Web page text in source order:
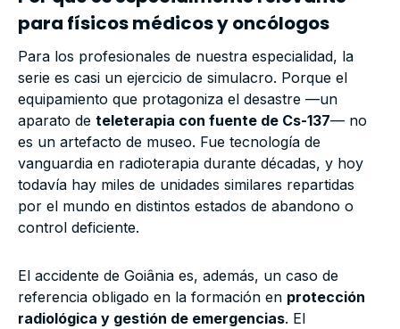
para físicos médicos y oncólogos
Para los profesionales de nuestra especialidad, la
serie es casi un ejercicio de simulacro. Porque el
equipamiento que protagoniza el desastre —un
aparato de teleterapia con fuente de Cs-137— no
es un artefacto de museo. Fue tecnología de
vanguardia en radioterapia durante décadas, y hoy
todavía hay miles de unidades similares repartidas
por el mundo en distintos estados de abandono o
control deficiente.
El accidente de Goiânia es, además, un caso de
referencia obligado en la formación en protección
radiológica y gestión de emergencias. El